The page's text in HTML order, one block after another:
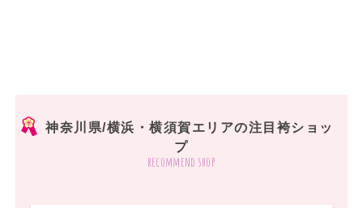
神奈川県/横浜・横須賀エリアの注目袴ショッ
プ
recommend shop